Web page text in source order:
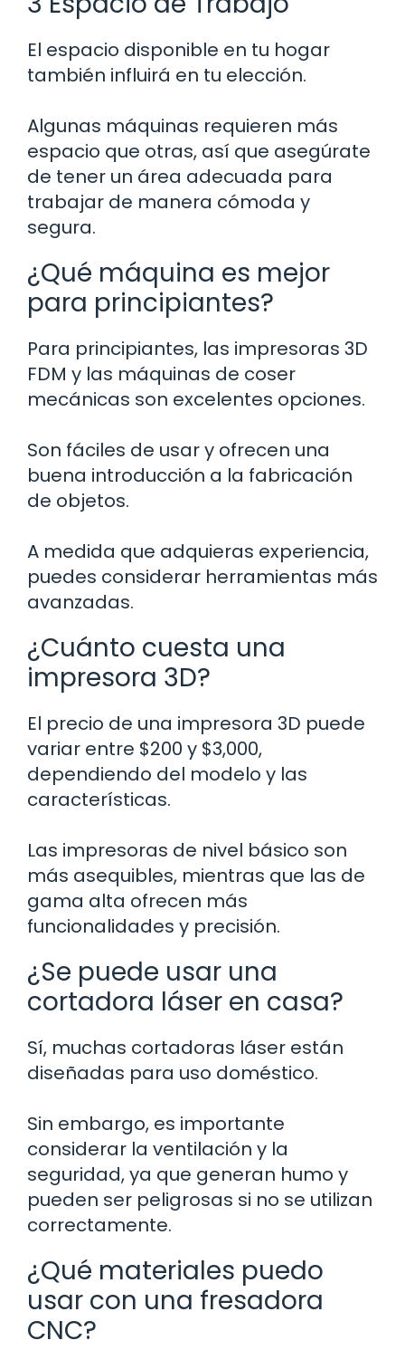
El espacio disponible en tu hogar
también influirá en tu elección.
Algunas máquinas requieren más
espacio que otras, así que asegúrate
de tener un área adecuada para
trabajar de manera cómoda y
segura.
¿Qué máquina es mejor
para principiantes?
Para principiantes, las impresoras 3D
FDM y las máquinas de coser
mecánicas son excelentes opciones.
Son fáciles de usar y ofrecen una
buena introducción a la fabricación
de objetos.
A medida que adquieras experiencia,
puedes considerar herramientas más
avanzadas.
¿Cuánto cuesta una
impresora 3D?
El precio de una impresora 3D puede
variar entre $200 y $3,000,
dependiendo del modelo y las
características.
Las impresoras de nivel básico son
más asequibles, mientras que las de
gama alta ofrecen más
funcionalidades y precisión.
¿Se puede usar una
cortadora láser en casa?
Sí, muchas cortadoras láser están
diseñadas para uso doméstico.
Sin embargo, es importante
considerar la ventilación y la
seguridad, ya que generan humo y
pueden ser peligrosas si no se utilizan
correctamente.
¿Qué materiales puedo
usar con una fresadora
CNC?